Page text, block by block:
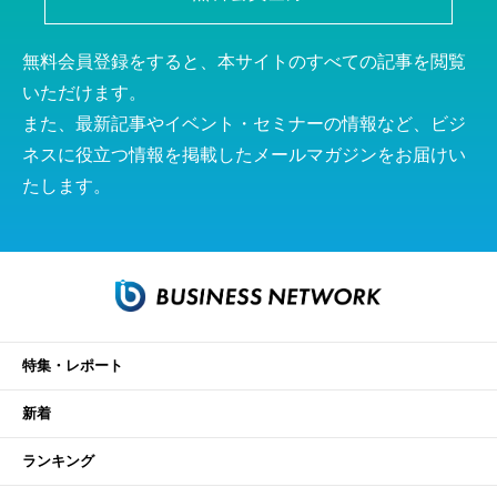
無料会員登録をすると、本サイトのすべての記事を閲覧
いただけます。
また、最新記事やイベント・セミナーの情報など、ビジ
ネスに役立つ情報を掲載したメールマガジンをお届けい
たします。
特集・レポート
新着
ランキング